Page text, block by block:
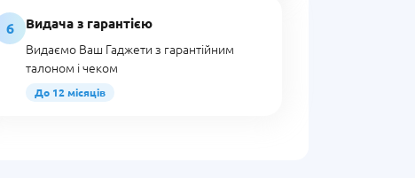
6
Видача з гарантією
Видаємо Ваш Гаджети з гарантійним
талоном і чеком
До 12 місяців